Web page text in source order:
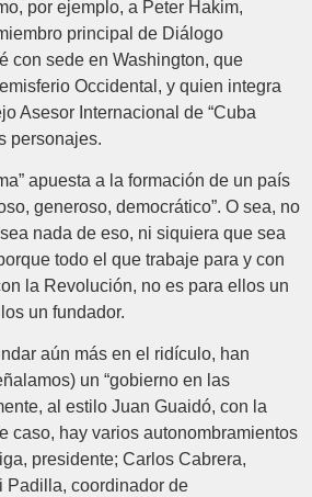
por ejemplo, a Peter Hakim,
principal de Diálogo
con sede en Washington, que
Occidental, y quien integra
Asesor Internacional de “Cuba
personajes.
apuesta a la formación de un país
generoso, democrático”. O sea, no
nada de eso, ni siquiera que sea
todo el que trabaje para y con
la Revolución, no es para ellos un
un fundador.
aún más en el ridículo, han
un “gobierno en las
al estilo Juan Guaidó, con la
caso, hay varios autonombramientos
presidente; Carlos Cabrera,
Padilla, coordinador de